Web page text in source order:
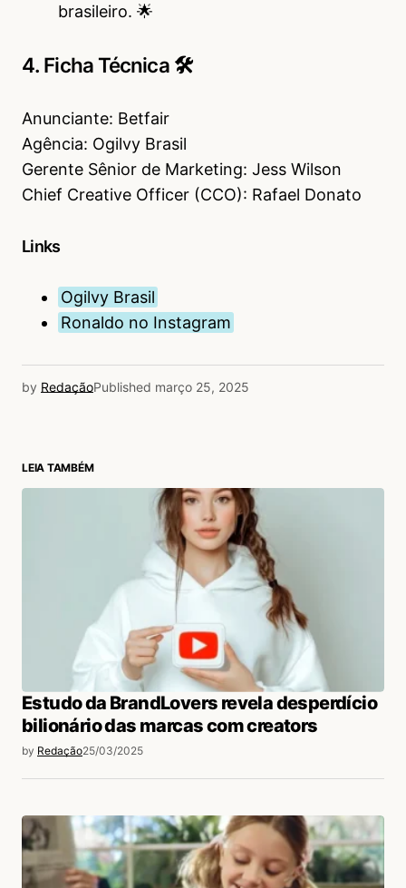
brasileiro. 🌟
4. Ficha Técnica 🛠
Anunciante: Betfair
Agência: Ogilvy Brasil
Gerente Sênior de Marketing: Jess Wilson
Chief Creative Officer (CCO): Rafael Donato
Links
Ogilvy Brasil
Ronaldo no Instagram
by RedaçãoPublished março 25, 2025
LEIA TAMBÉM
Estudo da BrandLovers revela desperdício
bilionário das marcas com creators
by Redação25/03/2025